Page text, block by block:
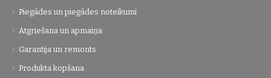
Piegādes un piegādes noteikumi
Atgriešana un apmaiņa
Garantija un remonts
Produkta kopšana